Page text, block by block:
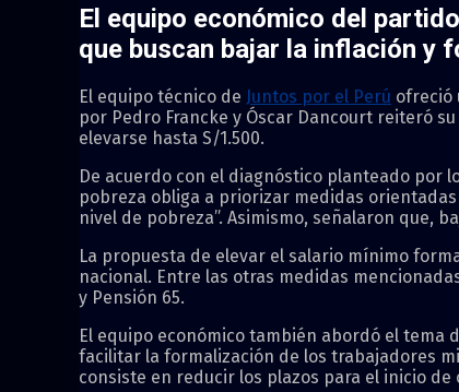
El equipo económico del
que buscan bajar la inflación y
El equipo técnico de Juntos por el Perú ofreció
por Pedro Francke y Óscar Dancourt reiteró
elevarse hasta S/1.500.
De acuerdo con el diagnóstico planteado por
pobreza obliga a priorizar medidas
nivel de pobreza”. Asimismo, señalaron que,
La propuesta de elevar el salario mínimo
nacional. Entre las otras medidas
y Pensión 65.
El equipo económico también abordó el
facilitar la formalización de los trabajadores
consiste en reducir los plazos para el inicio